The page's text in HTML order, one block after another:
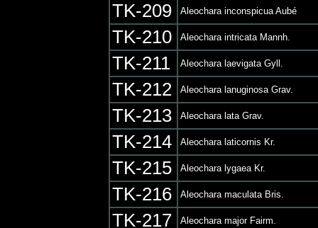
TK-209 Aleochara inconspicua Aubé
TK-210 Aleochara intricata Mannh.
TK-211 Aleochara laevigata Gyll.
TK-212 Aleochara lanuginosa Grav.
TK-213 Aleochara lata Grav.
TK-214 Aleochara laticornis Kr.
TK-215 Aleochara lygaea Kr.
TK-216 Aleochara maculata Bris.
TK-217 Aleochara major Fairm.